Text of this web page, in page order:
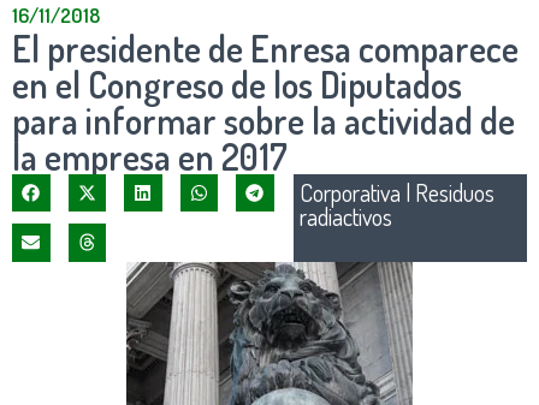
16/11/2018
El presidente de Enresa comparece
en el Congreso de los Diputados
para informar sobre la actividad de
la empresa en 2017
Corporativa | Residuos
radiactivos